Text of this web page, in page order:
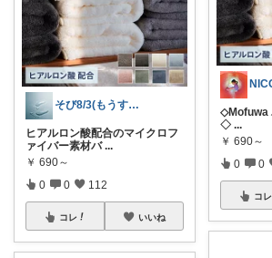
そび8/3(もうすぐ暑いマラソン開幕
ヒアルロン酸配合のマイクロフ
ァイバー素材バ ...
￥ 690～
0 0 112
コレ いいね
◇Mofuwa
◇ ...
￥ 690～
0 0
コレ